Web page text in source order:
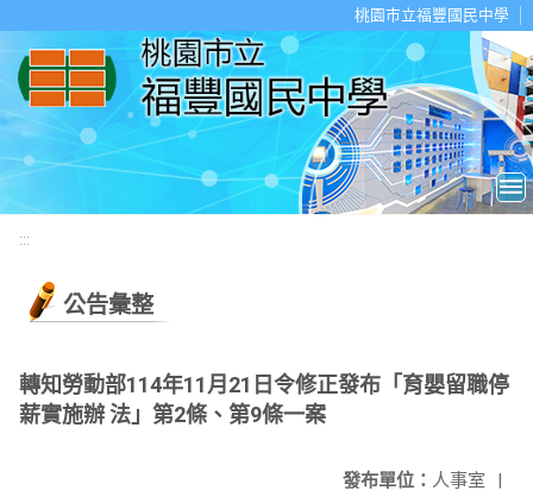
桃園市立福豐國民中學
:::
公告彙整
轉知勞動部114年11月21日令修正發布「育嬰留職停
薪實施辦 法」第2條、第9條一案
發布單位： 人事室 |